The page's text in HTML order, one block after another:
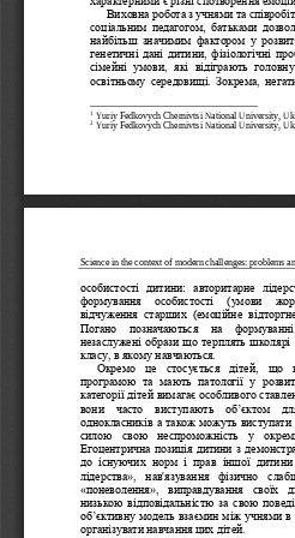
Виховна робота з учнями та
соціальним  педагогом,  батьками
найбільш  значимим  фактором  у
генетичні дані дитини, фізіологічні
сімейні  умови,  які  відіграють
освітньому  середовищі.  Зокрема,
1 Yuriy Fedkovych Chernivtsi National University,
2 Yuriy Fedkovych Chernivtsi National University,
Science in the context of modern challenges: problems
особистості  дитини:  авторитарне
формування   особистості   (умови
відчуження  старших  (емоційне
Погано  позначаються  на
незаслужені образи що терплять школярі
класу, в якому навчаються.
Окремо  це  стосується  дітей,  що
програмою  та  мають  патології  у
категорії дітей вимагає особливого
вони  часто  виступають  об’єктом
однокласників а також можуть
силою  свою  неспроможність  у
Егоцентрична позиція дитини з
до  існуючих  норм  і  прав  іншої
лідерства»,  нав'язування  фізично
«поневолення»,  виправдування  своїх
низькою відповідальністю за свою
об’єктивну модель взаємин між учнями в
організувати навчання цих дітей.